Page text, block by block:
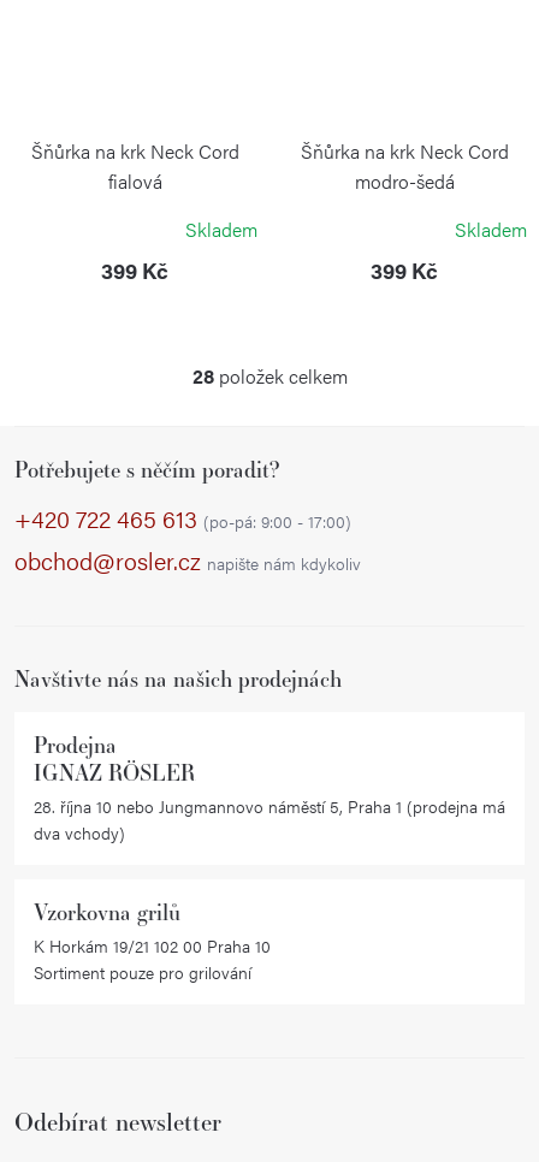
Šňůrka na krk Neck Cord
fialová
Skladem
399 Kč
Šňůrka na krk Neck Cord
modro-šedá
Skladem
399 Kč
O
á
d
c
r
u
28položek celkem
Potřebujete s něčím poradit?
+420 722 465 613 (po-pá: 9:00 - 17:00)
obchod@rosler.cz napište nám kdykoliv
Navštivte nás na našich prodejnách
Prodejna
IGNAZ RÖSLER
28. října 10 nebo Jungmannovo náměstí 5, Praha 1 (prodejna má
dva vchody)
Vzorkovna grilů
K Horkám 19/21 102 00 Praha 10
Sortiment pouze pro grilování
Odebírat newsletter